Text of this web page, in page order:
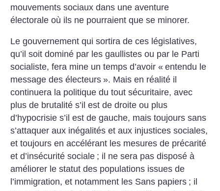
mouvements sociaux dans une aventure
électorale où ils ne pourraient que se minorer.
Le gouvernement qui sortira de ces législatives,
qu’il soit dominé par les gaullistes ou par le Parti
socialiste, fera mine un temps d’avoir « entendu le
message des électeurs ». Mais en réalité il
continuera la politique du tout sécuritaire, avec
plus de brutalité s’il est de droite ou plus
d’hypocrisie s’il est de gauche, mais toujours sans
s’attaquer aux inégalités et aux injustices sociales,
et toujours en accélérant les mesures de précarité
et d’insécurité sociale ; il ne sera pas disposé à
améliorer le statut des populations issues de
l’immigration, et notamment les Sans papiers ; il